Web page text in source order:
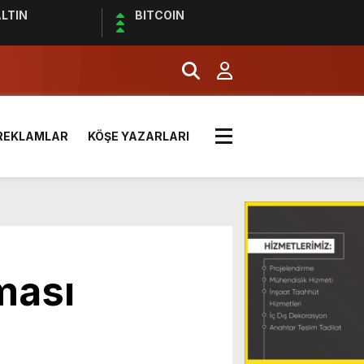
BITCOIN
MİLLETİN SESİ
KÖŞE YAZARLARI